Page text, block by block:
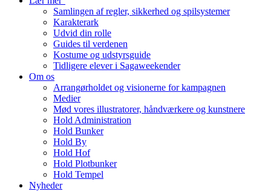
Samlingen af regler, sikkerhed og spilsystemer
Karakterark
Udvid din rolle
Guides til verdenen
Kostume og udstyrsguide
Tidligere elever i Sagaweekender
Om os
Arrangørholdet og visionerne for kampagnen
Medier
Mød vores illustratorer, håndværkere og kunstnere
Hold Administration
Hold Bunker
Hold By
Hold Hof
Hold Plotbunker
Hold Tempel
Nyheder